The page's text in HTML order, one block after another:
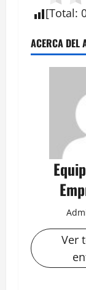
[Total:
ACERCA DEL
Ver